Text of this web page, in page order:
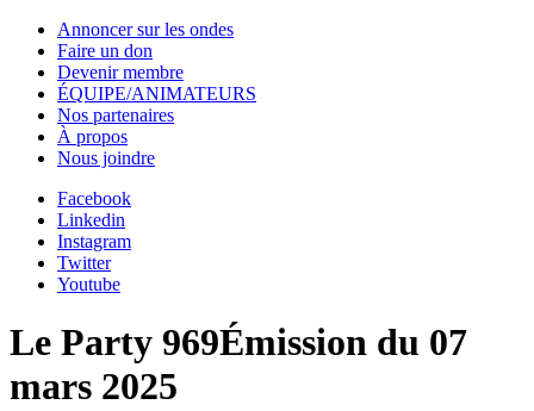
Annoncer sur les ondes
Faire un don
Devenir membre
ÉQUIPE/ANIMATEURS
Nos partenaires
À propos
Nous joindre
Facebook
Linkedin
Instagram
Twitter
Youtube
Le Party 969Émission du 07
mars 2025